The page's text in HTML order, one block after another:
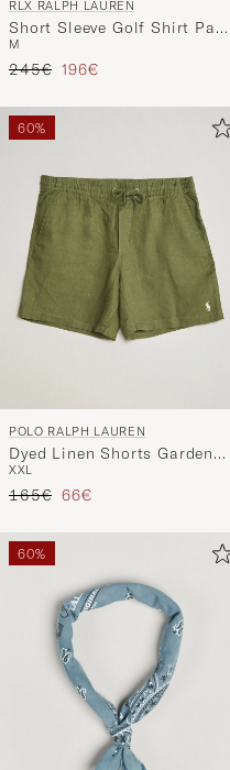
RLX RALPH LAUREN
Short Sleeve Golf Shirt Par-
Tee on the Greens
M
Regulärer Preis
245€ Reduzierter Preis
196€
60%
POLO RALPH LAUREN
Dyed Linen Shorts Garden
Trail
XXL
Regulärer Preis
165€ Reduzierter Preis
66€
60%